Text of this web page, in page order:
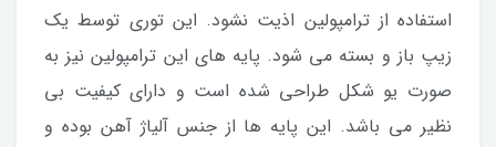
استفاده از ترامپولین اذیت نشود. این توری توسط یک
زیپ باز و بسته می شود. پایه های این ترامپولین نیز به
صورت یو شکل طراحی شده است و دارای کیفیت بی
نظیر می باشد. این پایه ها از جنس آلیاژ آهن بوده و